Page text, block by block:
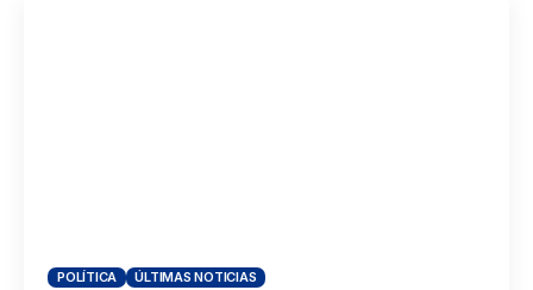
POLÍTICA ÚLTIMAS NOTICIAS